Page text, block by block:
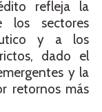
refleja la
los sectores
y a los
dado el
y la
retornos más